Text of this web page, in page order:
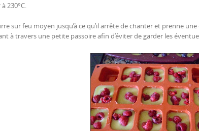
230°C.
sur feu moyen jusqu’à ce qu’il arrête de chanter et prenne
à travers une petite passoire afin d’éviter de garder les